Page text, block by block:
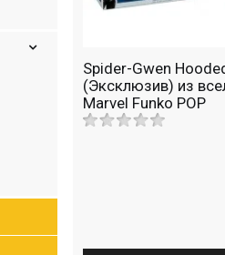
Spider-Gwen
(Эксклюзив) из
Marvel Funko POP